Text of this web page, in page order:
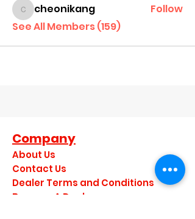
cheonikang
cheonikang
Follow
See All Members (159)
Company
About Us
Contact Us
Dealer Terms and Conditions
Become A Dealer